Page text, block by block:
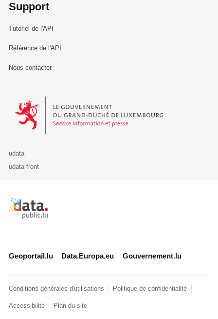
Support
Tutoriel de l'API
Référence de l'API
Nous contacter
Le Gouvernement du Grand-Duché de Luxembourg - Service
udata
udata-front
Retour à l'accueil de data.public.lu
Geoportail.lu Data.Europa.eu Gouvernement.lu
Conditions générales d'utilisations Politique de confidentialité
Accessibilité Plan du site